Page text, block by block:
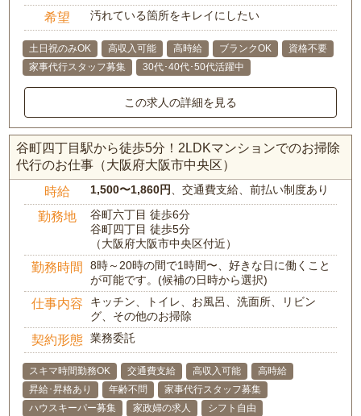
希望 汚れている箇所をキレイにしたい
土日祝のみOK 高収入可能 高時給 ブランクOK
資格不要
家事代行スタッフ募集
30代･40代･50代活躍中
この求人の詳細を見る
谷町四丁目駅から徒歩5分！2LDKマンションでのお掃除
代行のお仕事（大阪府大阪市中央区）
時給 1,500〜1,860円、交通費支給、前払い制度あり
勤務地
谷町六丁目 徒歩6分
谷町四丁目 徒歩5分
（大阪府大阪市中央区付近）
勤務時間
8時～20時の間で1時間〜、好きな日に働くこと
が可能です。(候補の日時から選択)
仕事内容
キッチン、トイレ、お風呂、洗面所、リビン
グ、その他のお掃除
契約形態 業務委託
スキマ時間勤務OK 交通費支給 高収入可能
高時給
昇給･昇格あり
年齢不問
家事代行スタッフ募集
ハウスキーパー募集
家政婦の求人 シフト自由